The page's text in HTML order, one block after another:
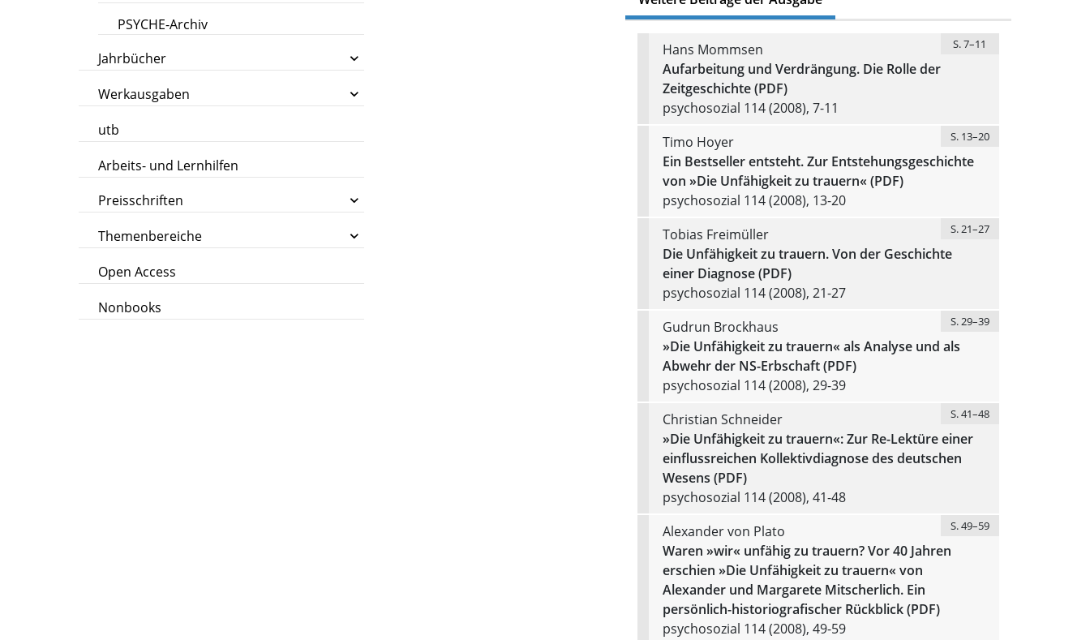
PSYCHE-Archiv
Jahrbücher
Werkausgaben
utb
Arbeits- und Lernhilfen
Preisschriften
Themenbereiche
Open Access
Nonbooks
Hans Mommsen S. 7–11
Aufarbeitung und Verdrängung. Die Rolle der
Zeitgeschichte (PDF)
psychosozial 114 (2008), 7-11
Timo Hoyer
S. 13–20
Ein Bestseller entsteht. Zur Entstehungsgeschichte
von »Die Unfähigkeit zu trauern« (PDF)
psychosozial 114 (2008), 13-20
Tobias Freimüller
S. 21–27
Die Unfähigkeit zu trauern. Von der Geschichte
einer Diagnose (PDF)
psychosozial 114 (2008), 21-27
Gudrun Brockhaus
S. 29–39
»Die Unfähigkeit zu trauern« als Analyse und als
Abwehr der NS-Erbschaft (PDF)
psychosozial 114 (2008), 29-39
Christian Schneider
S. 41–48
»Die Unfähigkeit zu trauern«: Zur Re-Lektüre einer
einflussreichen Kollektivdiagnose des deutschen
Wesens (PDF)
psychosozial 114 (2008), 41-48
Alexander von Plato
S. 49–59
Waren »wir« unfähig zu trauern? Vor 40 Jahren
erschien »Die Unfähigkeit zu trauern« von
Alexander und Margarete Mitscherlich. Ein
persönlich-historiografischer Rückblick (PDF)
psychosozial 114 (2008), 49-59